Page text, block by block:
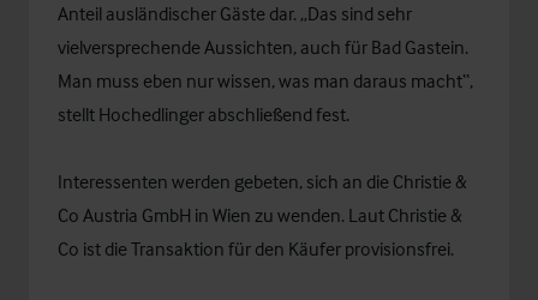
Anteil ausländischer Gäste dar. „Das sind sehr
vielversprechende Aussichten, auch für Bad Gastein.
Man muss eben nur wissen, was man daraus macht“,
stellt Hochedlinger abschließend fest.
Interessenten werden gebeten, sich an die Christie &
Co Austria GmbH in Wien zu wenden. Laut Christie &
Co ist die Transaktion für den Käufer provisionsfrei.